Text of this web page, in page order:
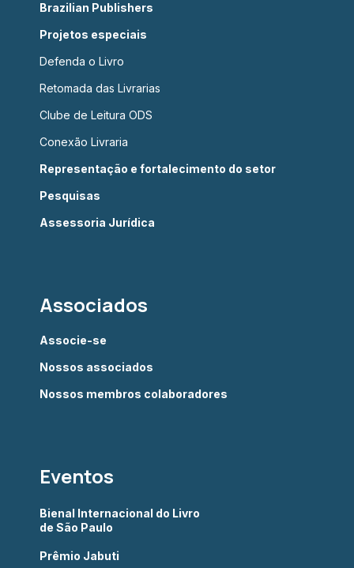
Brazilian Publishers
Projetos especiais
Defenda o Livro
Retomada das Livrarias
Clube de Leitura ODS
Conexão Livraria
Representação e fortalecimento do setor
Pesquisas
Assessoria Jurídica
Associados
Associe-se
Nossos associados
Nossos membros colaboradores
Eventos
Bienal Internacional do Livro
de São Paulo
Prêmio Jabuti